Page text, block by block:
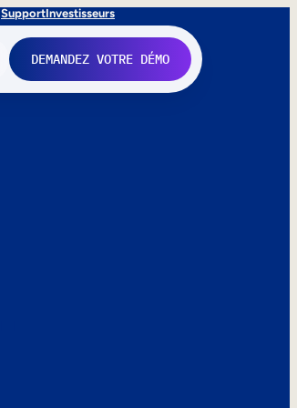
SupportInvestisseurs
DEMANDEZ VOTRE DÉMO